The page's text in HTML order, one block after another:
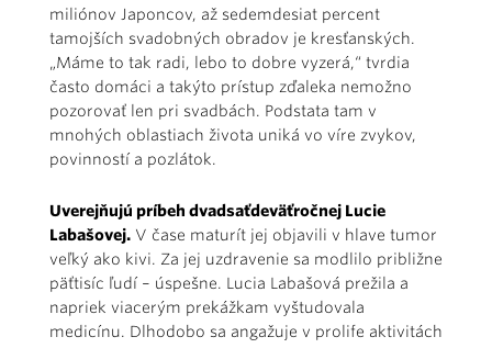
miliónov Japoncov, až sedemdesiat percent
tamojších svadobných obradov je kresťanských.
„Máme to tak radi, lebo to dobre vyzerá,“ tvrdia
často domáci a takýto prístup zďaleka nemožno
pozorovať len pri svadbách. Podstata tam v
mnohých oblastiach života uniká vo víre zvykov,
povinností a pozlátok.
Uverejňujú príbeh dvadsaťdeväťročnej Lucie
Labašovej. V čase maturít jej objavili v hlave tumor
veľký ako kivi. Za jej uzdravenie sa modlilo približne
päťtisíc ľudí – úspešne. Lucia Labašová prežila a
napriek viacerým prekážkam vyštudovala
medicínu. Dlhodobo sa angažuje v prolife aktivitách